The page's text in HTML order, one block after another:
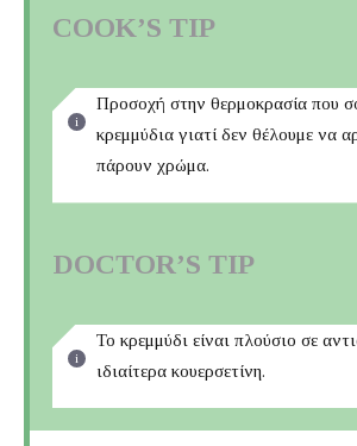
COOK’S TIP
Προσοχή στην θερμοκρασία που
κρεμμύδια γιατί δεν θέλουμε να
πάρουν χρώμα.
DOCTOR’S TIP
Το κρεμμύδι είναι πλούσιο σε
ιδιαίτερα κουερσετίνη.